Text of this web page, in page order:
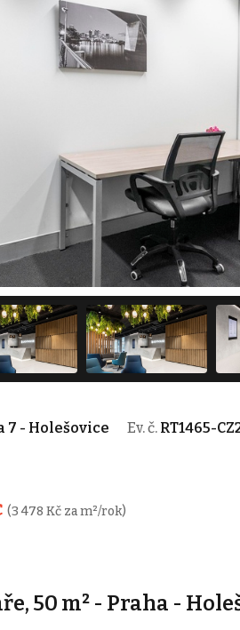
7 - Holešovice Ev. č. RT1465-
(3 478 Kč za m²/rok)
50 m² - Praha -